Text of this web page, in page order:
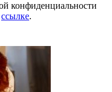
конфиденциальности
ссылке.